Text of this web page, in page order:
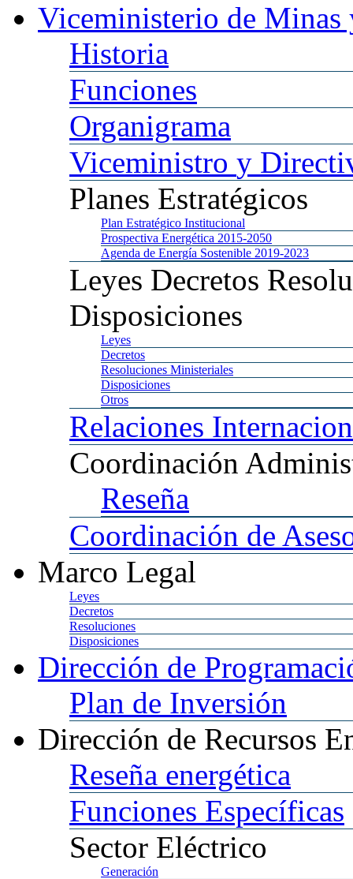
Viceministerio de Minas
Historia
Funciones
Organigrama
Viceministro y
Planes Estratégicos
Plan Estratégico Institucional
Prospectiva Energética 2015-2050
Agenda de Energía Sostenible 2019-2023
Leyes Decretos
Disposiciones
Leyes
Decretos
Resoluciones Ministeriales
Disposiciones
Otros
Relaciones
Coordinación
Reseña
Coordinación de
Marco Legal
Leyes
Decretos
Resoluciones
Disposiciones
Dirección de
Plan de Inversión
Dirección de Recursos
Reseña energética
Funciones Específicas
Sector Eléctrico
Generación